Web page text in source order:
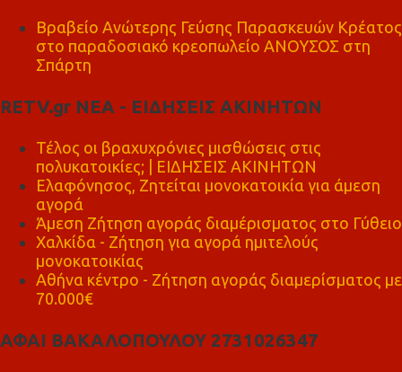
Βραβείο Ανώτερης Γεύσης Παρασκευών Κρέατος
στο παραδοσιακό κρεοπωλείο ΑΝΟΥΣΟΣ στη
Σπάρτη
RETV.gr ΝΕΑ - ΕΙΔΗΣΕΙΣ ΑΚΙΝΗΤΩΝ
Τέλος οι βραχυχρόνιες μισθώσεις στις
πολυκατοικίες; | ΕΙΔΗΣΕΙΣ ΑΚΙΝΗΤΩΝ
Ελαφόνησος, Ζητείται μονοκατοικία για άμεση
αγορά
Άμεση Ζήτηση αγοράς διαμέρισματος στο Γύθειο
Χαλκίδα - Ζήτηση για αγορά ημιτελούς
μονοκατοικίας
Αθήνα κέντρο - Ζήτηση αγοράς διαμερίσματος με
70.000€
ΑΦΑΙ ΒΑΚΑΛΟΠΟΥΛΟΥ 2731026347